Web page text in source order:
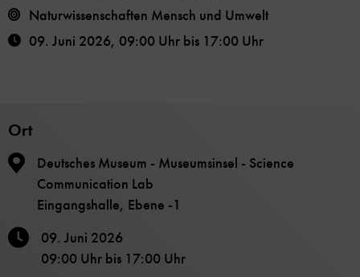
Naturwissenschaften Mensch und Umwelt
09. Juni 2026, 09:00 Uhr bis 17:00 Uhr
Ort
Deutsches Museum - Museumsinsel - Science
Communication Lab
Eingangshalle, Ebene -1
09. Juni 2026
09:00 Uhr bis 17:00 Uhr